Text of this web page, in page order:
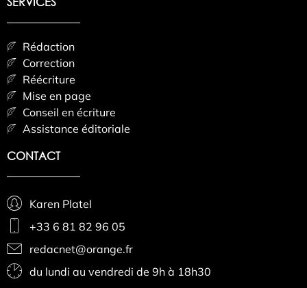
Rédaction
Correction
Réécriture
Mise en page
Conseil en écriture
Assistance éditoriale
CONTACT
Karen Platel
+33 6 81 82 96 05
redacnet@orange.fr
du lundi au vendredi de 9h à 18h30